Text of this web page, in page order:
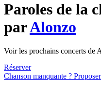
Paroles de la
parAlonzo
Voir les prochains concerts de
Réserver
Chanson manquante ?